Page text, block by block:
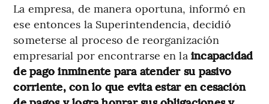
La empresa, de manera oportuna, informó en
ese entonces la Superintendencia, decidió
someterse al proceso de reorganización
empresarial por encontrarse en la incapacidad
de pago inminente para atender su pasivo
corriente, con lo que evita estar en cesación